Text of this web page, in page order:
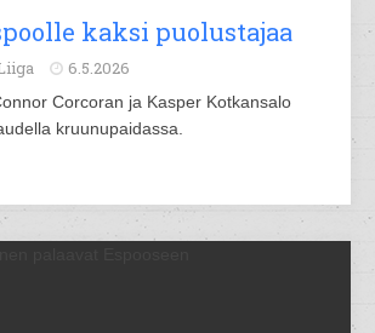
kaksi puolustajaa
6.5.2026
Corcoran ja Kasper Kotkansalo
kruunupaidassa.